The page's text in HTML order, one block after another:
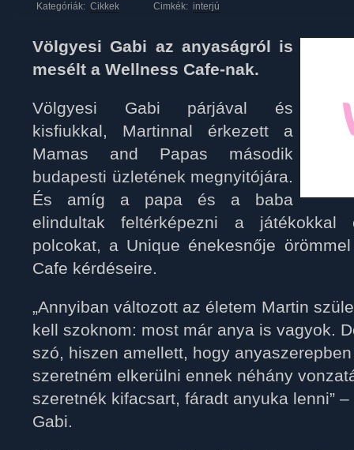
Kategóriák: Cikkek Cimkék: interjú
Völgyesi Gabi az anyaságról is
mesélt a Wellness Cafe-nak.
Völgyesi Gabi párjával és
kisfiukkal, Martinnal érkezett a
Mamas and Papas második
budapesti üzletének megnyitójára.
És amíg a papa és a baba
elindultak feltérképezni a
polcokat, a Unique énekesnője
Cafe kérdéseire.
„Annyiban változott az életem Martin
kell szoknom: most már anya is vagyok.
szó, hiszen amellett, hogy
szeretném elkerülni ennek néhány
szeretnék kifacsart, fáradt anyuka lenni”
Gabi.